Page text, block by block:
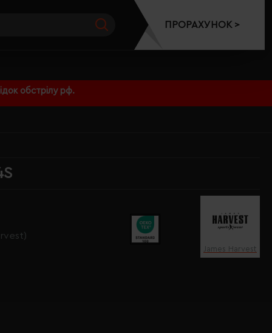
обстрілу рф.
ПРОРАХУНОК >
James Harvest